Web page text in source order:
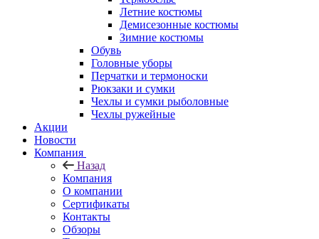
Летние костюмы
Демисезонные костюмы
Зимние костюмы
Обувь
Головные уборы
Перчатки и термоноски
Рюкзаки и сумки
Чехлы и сумки рыболовные
Чехлы ружейные
Акции
Новости
Компания
Назад
Компания
О компании
Сертификаты
Контакты
Обзоры